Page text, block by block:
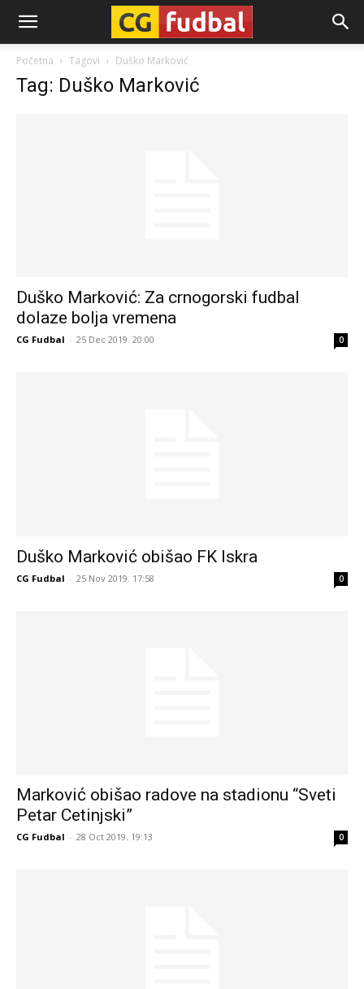
CG-
Fudbal
Početna Tagovi Duško Marković
Tag: Duško Marković
Duško Marković: Za crnogorski fudbal
dolaze bolja vremena
CG Fudbal - 25 Dec 2019. 20:00 0
Duško Marković obišao FK Iskra
CG Fudbal - 25 Nov 2019. 17:58 0
Marković obišao radove na stadionu “Sveti
Petar Cetinjski”
CG Fudbal - 28 Oct 2019. 19:13 0